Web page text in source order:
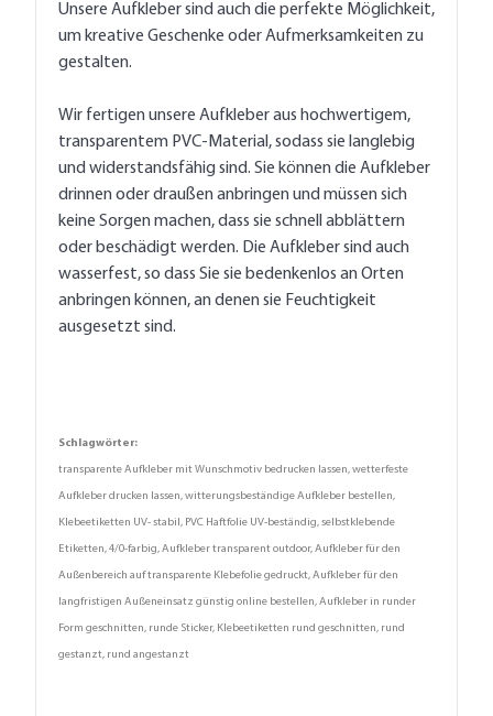
Unsere Aufkleber sind auch die perfekte Möglichkeit,
um kreative Geschenke oder Aufmerksamkeiten zu
gestalten.
Wir fertigen unsere Aufkleber aus hochwertigem,
transparentem PVC-Material, sodass sie langlebig
und widerstandsfähig sind. Sie können die Aufkleber
drinnen oder draußen anbringen und müssen sich
keine Sorgen machen, dass sie schnell abblättern
oder beschädigt werden. Die Aufkleber sind auch
wasserfest, so dass Sie sie bedenkenlos an Orten
anbringen können, an denen sie Feuchtigkeit
ausgesetzt sind.
Schlagwörter:
transparente Aufkleber mit Wunschmotiv bedrucken lassen, wetterfeste
Aufkleber drucken lassen, witterungsbeständige Aufkleber bestellen,
Klebeetiketten UV- stabil, PVC Haftfolie UV-beständig, selbstklebende
Etiketten, 4/0-farbig, Aufkleber transparent outdoor, Aufkleber für den
Außenbereich auf transparente Klebefolie gedruckt, Aufkleber für den
langfristigen Außeneinsatz günstig online bestellen, Aufkleber in runder
Form geschnitten, runde Sticker, Klebeetiketten rund geschnitten, rund
gestanzt, rund angestanzt